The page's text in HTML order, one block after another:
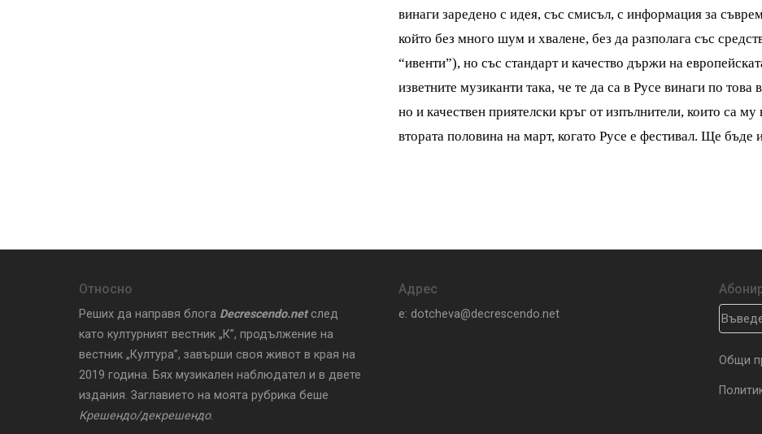
винаги заредено с идея, със смисъл, с информация за
който без много шум и хвалене, без да разполага със
“ивенти”), но със стандарт и качество държи на
изветните музиканти така, че те да са в Русе винаги по
но и качествен приятелски кръг от изпълнители, които са
втората половина на март, когато Русе е фестивал. Ще бъде
Относно
Реших да направя блога Decrescendo.net след
като културният вестник „К”, продължение на
вестник „Култура”, завърши своя живот в края на
2019 година. Бях музикален наблюдател и в двете
издания. Заглавието на моята рубрика беше
Крешендо/декрешендо.
Адрес
e: dotcheva@decrescendo.net
Общи